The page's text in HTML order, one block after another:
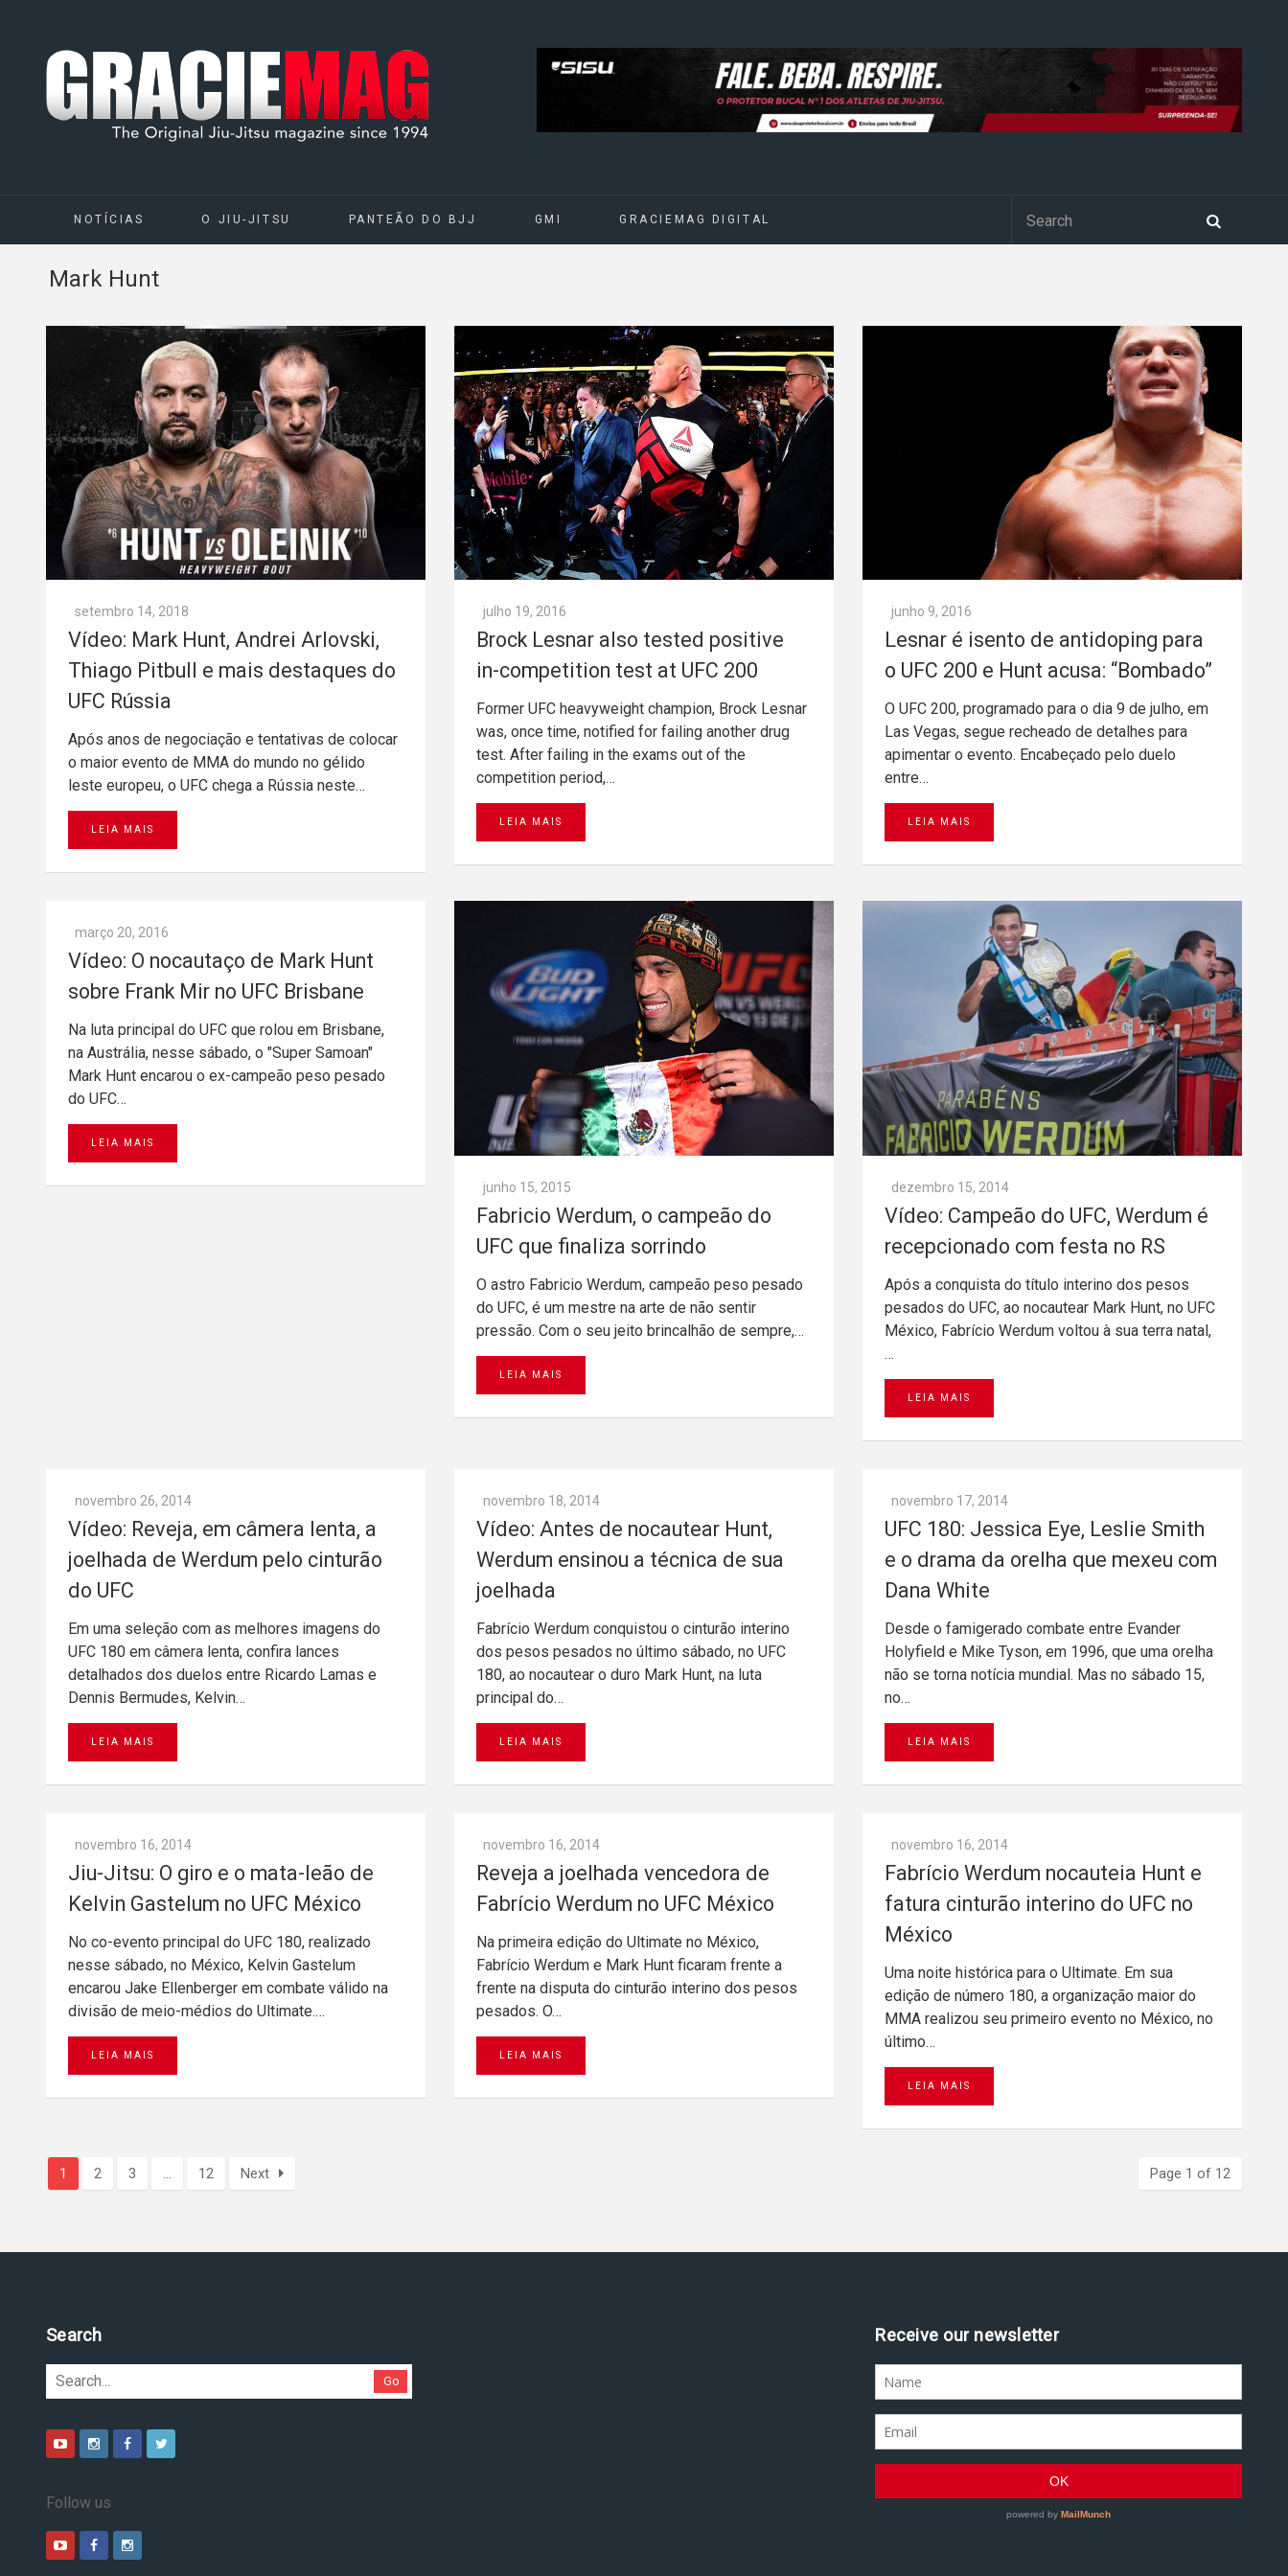
NOTÍCIAS O JIU-JITSU PANTEÃO DO BJJ GMI GRACIEMAG DIGITAL
Mark Hunt
setembro 14, 2018
Vídeo: Mark Hunt, Andrei Arlovski,
Thiago Pitbull e mais destaques do
UFC Rússia
Após anos de negociação e tentativas de colocar
o maior evento de MMA do mundo no gélido
leste europeu, o UFC chega a Rússia neste…
LEIA MAIS
julho 19, 2016
Brock Lesnar also tested positive
in-competition test at UFC 200
Former UFC heavyweight champion, Brock Lesnar
was, once time, notified for failing another drug
test. After failing in the exams out of the
competition period,…
LEIA MAIS
junho 9, 2016
Lesnar é isento de antidoping para
o UFC 200 e Hunt acusa: “Bombado”
O UFC 200, programado para o dia 9 de julho, em
Las Vegas, segue recheado de detalhes para
apimentar o evento. Encabeçado pelo duelo
entre…
LEIA MAIS
março 20, 2016
Vídeo: O nocautaço de Mark Hunt
sobre Frank Mir no UFC Brisbane
Na luta principal do UFC que rolou em Brisbane,
na Austrália, nesse sábado, o "Super Samoan"
Mark Hunt encarou o ex-campeão peso pesado
do UFC…
LEIA MAIS
junho 15, 2015
Fabricio Werdum, o campeão do
UFC que finaliza sorrindo
O astro Fabricio Werdum, campeão peso pesado
do UFC, é um mestre na arte de não sentir
pressão. Com o seu jeito brincalhão de sempre,…
LEIA MAIS
dezembro 15, 2014
Vídeo: Campeão do UFC, Werdum é
recepcionado com festa no RS
Após a conquista do título interino dos pesos
pesados do UFC, ao nocautear Mark Hunt, no UFC
México, Fabrício Werdum voltou à sua terra natal,
…
LEIA MAIS
novembro 26, 2014
Vídeo: Reveja, em câmera lenta, a
joelhada de Werdum pelo cinturão
do UFC
Em uma seleção com as melhores imagens do
UFC 180 em câmera lenta, confira lances
detalhados dos duelos entre Ricardo Lamas e
Dennis Bermudes, Kelvin…
LEIA MAIS
novembro 18, 2014
Vídeo: Antes de nocautear Hunt,
Werdum ensinou a técnica de sua
joelhada
Fabrício Werdum conquistou o cinturão interino
dos pesos pesados no último sábado, no UFC
180, ao nocautear o duro Mark Hunt, na luta
principal do…
LEIA MAIS
novembro 17, 2014
UFC 180: Jessica Eye, Leslie Smith
e o drama da orelha que mexeu com
Dana White
Desde o famigerado combate entre Evander
Holyfield e Mike Tyson, em 1996, que uma orelha
não se torna notícia mundial. Mas no sábado 15,
no…
LEIA MAIS
novembro 16, 2014
Jiu-Jitsu: O giro e o mata-leão de
Kelvin Gastelum no UFC México
No co-evento principal do UFC 180, realizado
nesse sábado, no México, Kelvin Gastelum
encarou Jake Ellenberger em combate válido na
divisão de meio-médios do Ultimate.…
LEIA MAIS
novembro 16, 2014
Reveja a joelhada vencedora de
Fabrício Werdum no UFC México
Na primeira edição do Ultimate no México,
Fabrício Werdum e Mark Hunt ficaram frente a
frente na disputa do cinturão interino dos pesos
pesados. O…
LEIA MAIS
novembro 16, 2014
Fabrício Werdum nocauteia Hunt e
fatura cinturão interino do UFC no
México
Uma noite histórica para o Ultimate. Em sua
edição de número 180, a organização maior do
MMA realizou seu primeiro evento no México, no
último…
LEIA MAIS
1 2 3 … 12 Next Page 1 of 12
Pesquise no site
Go
Follow us
Assine nossa newsletter